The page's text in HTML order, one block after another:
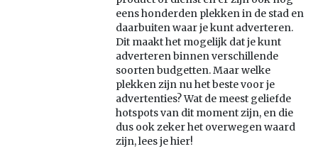
eens honderden plekken in de stad en
daarbuiten waar je kunt adverteren.
Dit maakt het mogelijk dat je kunt
adverteren binnen verschillende
soorten budgetten. Maar welke
plekken zijn nu het beste voor je
advertenties? Wat de meest geliefde
hotspots van dit moment zijn, en die
dus ook zeker het overwegen waard
zijn, lees je hier!